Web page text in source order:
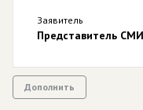
Заявитель
Представитель СМИ
Дополнить